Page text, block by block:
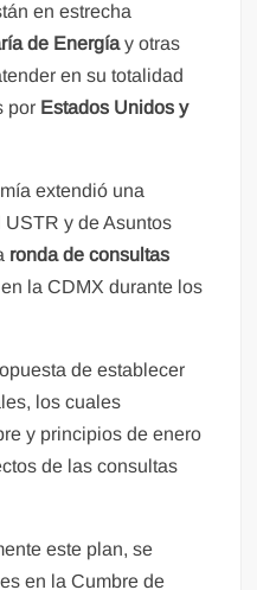
en estrecha
de Energíay otras
en su totalidad
por Estados Unidos y
extendió una
y de Asuntos
ronda de consultas
la CDMX durante los
de establecer
los cuales
y principios de enero
de las consultas
este plan, se
en la Cumbre de